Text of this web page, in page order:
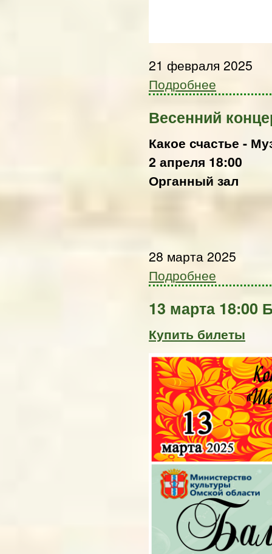
21 февраля 2025
Подробнее
Весенний
Какое счастье -
2 апреля 18:00
Органный зал
28 марта 2025
Подробнее
13 марта 18:00
Купить билеты